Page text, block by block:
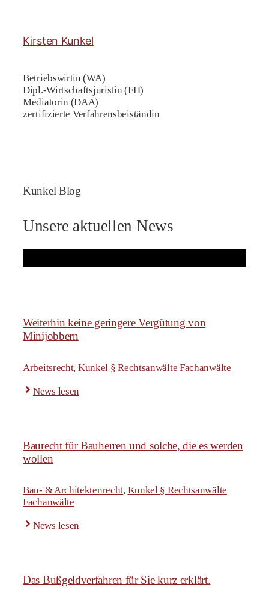
Kirsten Kunkel
Betriebswirtin (WA)
Dipl.-Wirtschaftsjuristin (FH)
Mediatorin (DAA)
zertifizierte Verfahrensbeiständin
Kunkel Blog
Unsere aktuellen News
Weiterhin keine geringere Vergütung von
Minijobbern
Arbeitsrecht, Kunkel § Rechtsanwälte Fachanwälte
News lesen
Baurecht für Bauherren und solche, die es werden
wollen
Bau- & Architektenrecht, Kunkel § Rechtsanwälte
Fachanwälte
News lesen
Das Bußgeldverfahren für Sie kurz erklärt.